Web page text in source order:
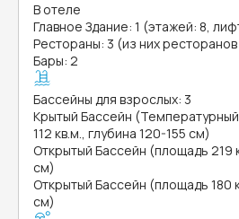
В отеле
Главное Здание: 1 (этажей: 8,
Рестораны: 3 (из них ресторанов
Бары: 2
Бассейны для взрослых: 3
Крытый Бассейн
112 кв.м., глубина 120-155 см)
Открытый Бассейн (площадь 219
см)
Открытый Бассейн (площадь 180
см)